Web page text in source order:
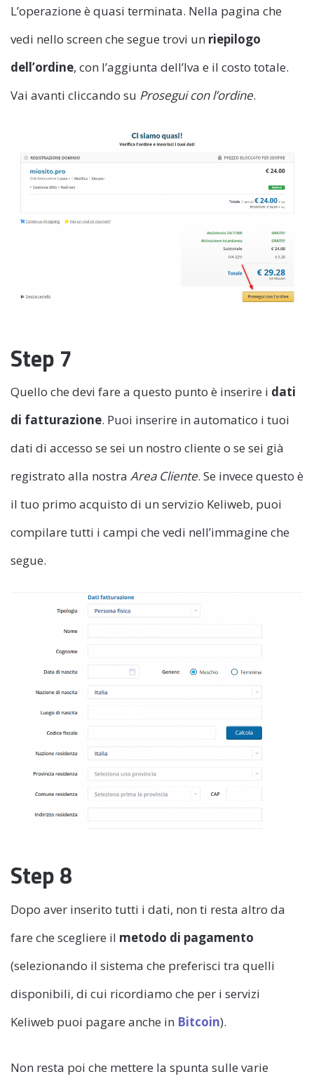
L’operazione è quasi terminata. Nella pagina che
vedi nello screen che segue trovi un riepilogo
dell’ordine, con l’aggiunta dell’Iva e il costo totale.
Vai avanti cliccando su Prosegui con l’ordine.
Step 7
Quello che devi fare a questo punto è inserire i dati
di fatturazione. Puoi inserire in automatico i tuoi
dati di accesso se sei un nostro cliente o se sei già
registrato alla nostra Area Cliente. Se invece questo è
il tuo primo acquisto di un servizio Keliweb, puoi
compilare tutti i campi che vedi nell’immagine che
segue.
Step 8
Dopo aver inserito tutti i dati, non ti resta altro da
fare che scegliere il metodo di pagamento
(selezionando il sistema che preferisci tra quelli
disponibili, di cui ricordiamo che per i servizi
Keliweb puoi pagare anche in Bitcoin).
Non resta poi che mettere la spunta sulle varie